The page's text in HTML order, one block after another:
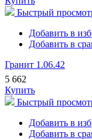
Быстрый
Добавить в
Добавить в
Гранит 1.06.42
5 662
Купить
Быстрый
Добавить в
Добавить в